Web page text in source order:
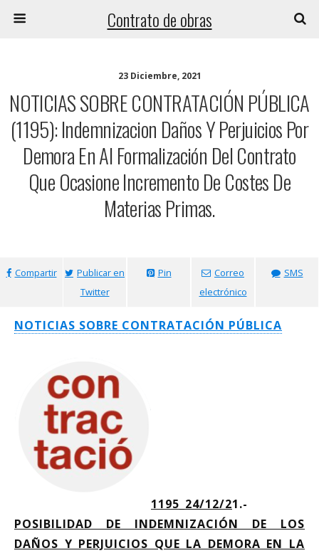
Contrato de obras
23 Diciembre, 2021
NOTICIAS SOBRE CONTRATACIÓN PÚBLICA
(1195): Indemnizacion Daños Y Perjuicios Por
Demora En Al Formalización Del Contrato
Que Ocasione Incremento De Costes De
Materias Primas.
Compartir
Publicar en
Twitter
Pin
Correo
electrónico
SMS
NOTICIAS SOBRE CONTRATACIÓN PÚBLICA
1195_24/12/21.-
POSIBILIDAD DE INDEMNIZACIÓN DE LOS
DAÑOS Y PERJUICIOS QUE LA DEMORA EN LA